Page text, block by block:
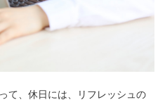
て、休日には、リフレッシュの